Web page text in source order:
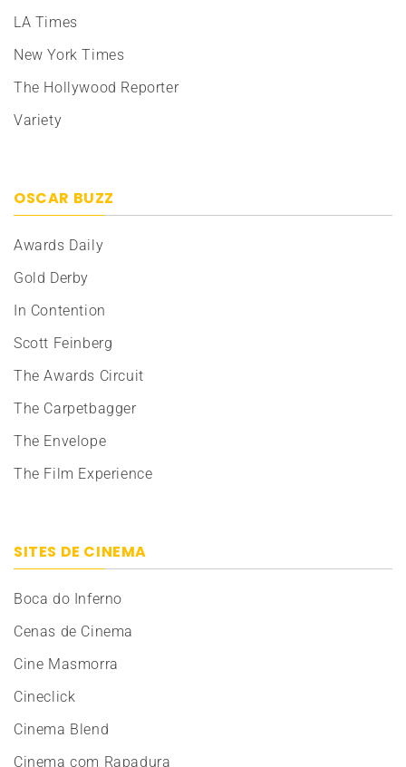
LA Times
New York Times
The Hollywood Reporter
Variety
OSCAR BUZZ
Awards Daily
Gold Derby
In Contention
Scott Feinberg
The Awards Circuit
The Carpetbagger
The Envelope
The Film Experience
SITES DE CINEMA
Boca do Inferno
Cenas de Cinema
Cine Masmorra
Cineclick
Cinema Blend
Cinema com Rapadura